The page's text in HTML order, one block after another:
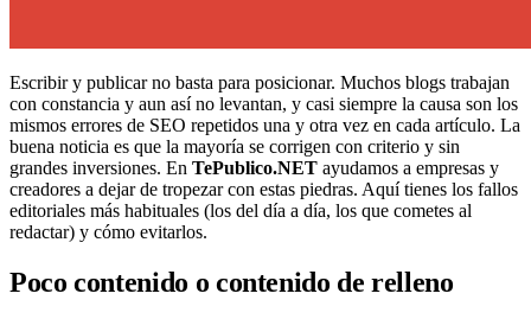
Escribir y publicar no basta para posicionar. Muchos blogs trabajan
con constancia y aun así no levantan, y casi siempre la causa son los
mismos errores de SEO repetidos una y otra vez en cada artículo. La
buena noticia es que la mayoría se corrigen con criterio y sin
grandes inversiones. En TePublico.NET ayudamos a empresas y
creadores a dejar de tropezar con estas piedras. Aquí tienes los fallos
editoriales más habituales (los del día a día, los que cometes al
redactar) y cómo evitarlos.
Poco contenido o contenido de relleno